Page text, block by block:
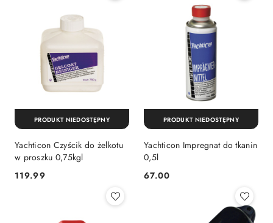
Yachticon Czyścik do żelkotu
w proszku 0,75kgl
Cena:
119.99
PRODUKT NIEDOSTĘPNY
Yachticon Impregnat do tkanin
0,5l
Cena:
67.00
PRODUKT NIEDOSTĘPNY